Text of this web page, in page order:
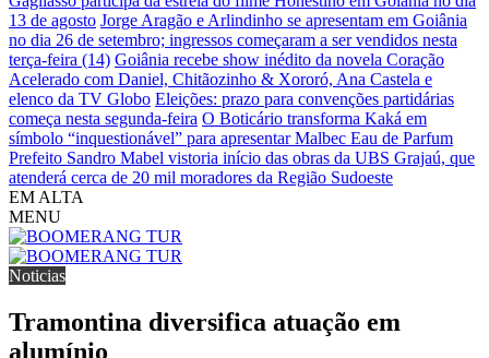
13 de agosto Jorge Aragão e Arlindinho se apresentam em Goiânia
no dia 26 de setembro; ingressos começaram a ser vendidos nesta
terça-feira (14) Goiânia recebe show inédito da novela Coração
Acelerado com Daniel, Chitãozinho & Xororó, Ana Castela e
elenco da TV Globo Eleições: prazo para convenções partidárias
começa nesta segunda-feira O Boticário transforma Kaká em
símbolo “inquestionável” para apresentar Malbec Eau de Parfum
Prefeito Sandro Mabel vistoria início das obras da UBS Grajaú, que
atenderá cerca de 20 mil moradores da Região Sudoeste
EM ALTA
MENU
Noticias
Tramontina diversifica atuação em
alumínio